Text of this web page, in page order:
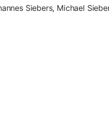
Siebers, Michael